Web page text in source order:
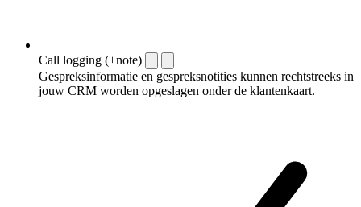
Call logging (+note)
Gespreksinformatie en gespreksnotities kunnen rechtstreeks in
jouw CRM worden opgeslagen onder de klantenkaart.